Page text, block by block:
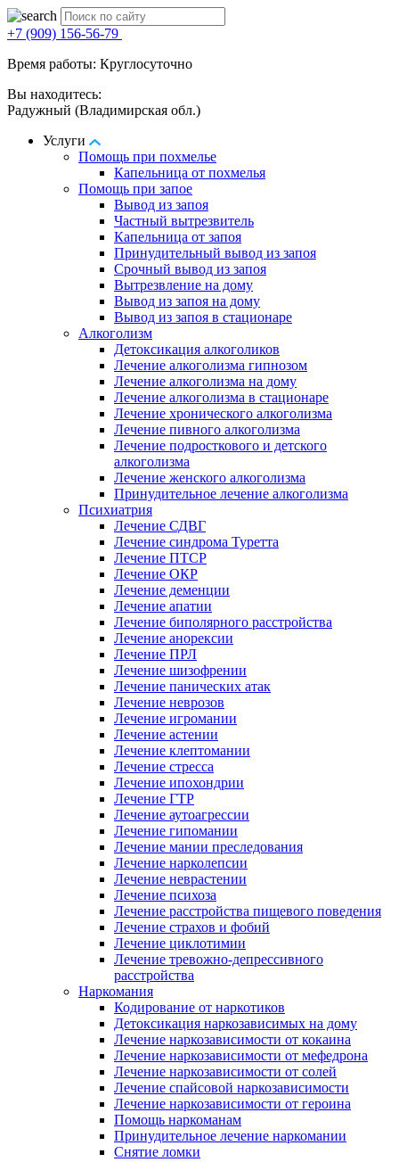
+7 (909) 156-56-79
Время работы: Круглосуточно
Вы находитесь:
Радужный (Владимирская обл.)
Услуги
Помощь при похмелье
Капельница от похмелья
Помощь при запое
Вывод из запоя
Частный вытрезвитель
Капельница от запоя
Принудительный вывод из запоя
Срочный вывод из запоя
Вытрезвление на дому
Вывод из запоя на дому
Вывод из запоя в стационаре
Алкоголизм
Детоксикация алкоголиков
Лечение алкоголизма гипнозом
Лечение алкоголизма на дому
Лечение алкоголизма в стационаре
Лечение хронического алкоголизма
Лечение пивного алкоголизма
Лечение подросткового и детского
алкоголизма
Лечение женского алкоголизма
Принудительное лечение алкоголизма
Психиатрия
Лечение СДВГ
Лечение синдрома Туретта
Лечение ПТСР
Лечение ОКР
Лечение деменции
Лечение апатии
Лечение биполярного расстройства
Лечение анорексии
Лечение ПРЛ
Лечение шизофрении
Лечение панических атак
Лечение неврозов
Лечение игромании
Лечение астении
Лечение клептомании
Лечение стресса
Лечение ипохондрии
Лечение ГТР
Лечение аутоагрессии
Лечение гипомании
Лечение мании преследования
Лечение нарколепсии
Лечение неврастении
Лечение психоза
Лечение расстройства пищевого поведения
Лечение страхов и фобий
Лечение циклотимии
Лечение тревожно-депрессивного
расстройства
Наркомания
Кодирование от наркотиков
Детоксикация наркозависимых на дому
Лечение наркозависимости от кокаина
Лечение наркозависимости от мефедрона
Лечение наркозависимости от солей
Лечение спайсовой наркозависимости
Лечение наркозависимости от героина
Помощь наркоманам
Принудительное лечение наркомании
Снятие ломки